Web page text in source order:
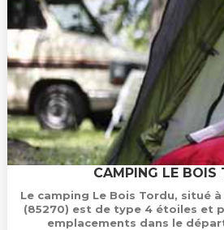
CAMPING LE BOIS
Le camping Le Bois Tordu, situé
(85270) est de type 4 étoiles et
emplacements dans le